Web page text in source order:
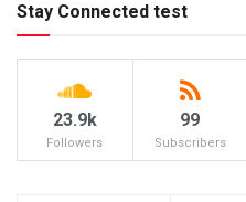
Stay Connected test
23.9k
Followers
99
Subscribers